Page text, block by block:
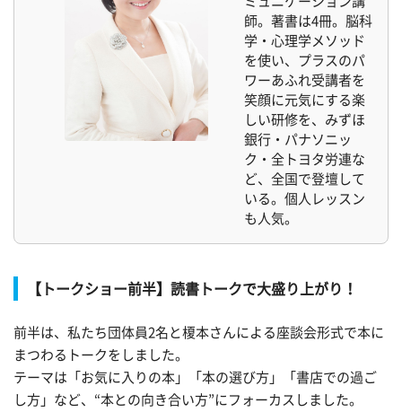
師。著書は4冊。脳科
学・心理学メソッド
を使い、プラスのパ
ワーあふれ受講者を
笑顔に元気にする楽
しい研修を、みずほ
銀行・パナソニッ
ク・全トヨタ労連な
ど、全国で登壇して
いる。個人レッスン
も人気。
【トークショー前半】読書トークで大盛り上がり！
前半は、私たち団体員2名と榎本さんによる座談会形式で本に
まつわるトークをしました。
テーマは「お気に入りの本」「本の選び方」「書店での過ご
し方」など、“本との向き合い方”にフォーカスしました。